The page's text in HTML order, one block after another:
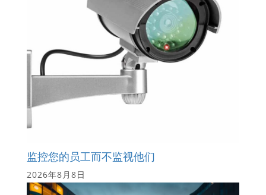
监控您的员工而不监视他们
2026年8月8日